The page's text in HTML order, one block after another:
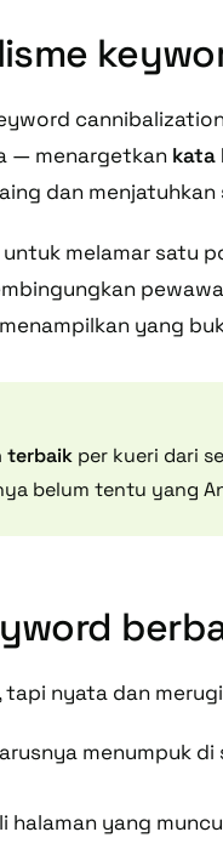
— menargetkan kata
dan menjatuhkan
melamar satu
yang
terbaik per kueri dari
belum tentu yang
nyata dan
menumpuk
halaman yang